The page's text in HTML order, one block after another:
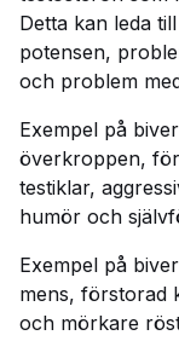
Detta kan leda
potensen,
och problem
Exempel på
överkroppen,
testiklar,
humör och
Exempel på
mens, förstorad
och mörkare